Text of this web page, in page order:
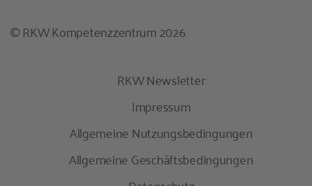
© RKW Kompetenzzentrum 2026
RKW Newsletter
Impressum
Allgemeine Nutzungsbedingungen
Allgemeine Geschäftsbedingungen